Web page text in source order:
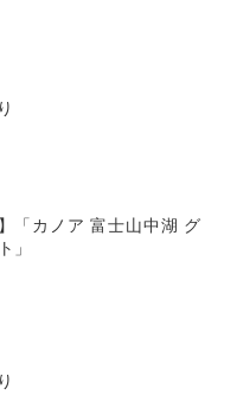
「カノア 富士山中湖 グ
」